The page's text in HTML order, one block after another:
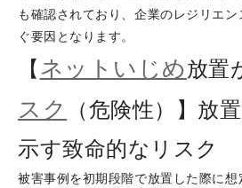
も確認されており、企業のレジリエ
ぐ要因となります。
【 ネットいじめ放置
スク
（危険性）】放
示す致命的なリスク
被害事例を初期段階で放置した際に